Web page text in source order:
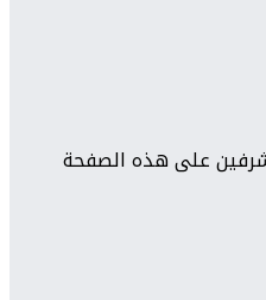
على هذه الصفحة